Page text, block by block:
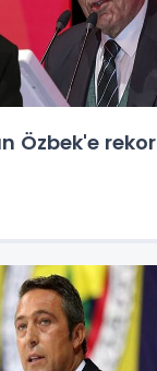
Özbek'e rekor